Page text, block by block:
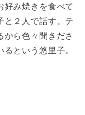
好み焼きを食べて
と２人で話す。テ
から色々聞きださ
という悠里子。